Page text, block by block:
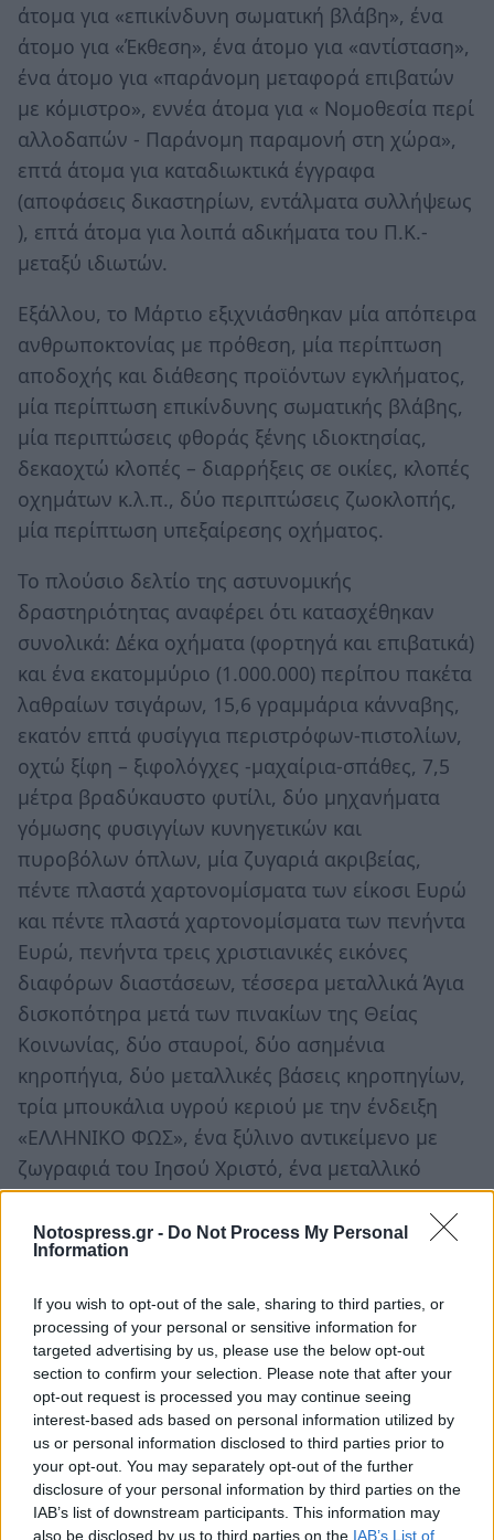
Notospress.gr - Do Not Process My Personal
Information
If you wish to opt-out of the sale, sharing to third parties, or
processing of your personal or sensitive information for
targeted advertising by us, please use the below opt-out
section to confirm your selection. Please note that after your
opt-out request is processed you may continue seeing
interest-based ads based on personal information utilized by
us or personal information disclosed to third parties prior to
your opt-out. You may separately opt-out of the further
disclosure of your personal information by third parties on the
IAB’s list of downstream participants. This information may
also be disclosed by us to third parties on the IAB’s List of
άτομα για «επικίνδυνη σωματική βλάβη», ένα
άτομο για «Έκθεση», ένα άτομο για «αντίσταση»,
ένα άτομο για «παράνομη μεταφορά επιβατών
με κόμιστρο», εννέα άτομα για « Νομοθεσία περί
αλλοδαπών - Παράνομη παραμονή στη χώρα»,
επτά άτομα για καταδιωκτικά έγγραφα
(αποφάσεις δικαστηρίων, εντάλματα συλλήψεως
), επτά άτομα για λοιπά αδικήματα του Π.Κ.-
μεταξύ ιδιωτών.
Εξάλλου, το Μάρτιο εξιχνιάσθηκαν μία απόπειρα
ανθρωποκτονίας με πρόθεση, μία περίπτωση
αποδοχής και διάθεσης προϊόντων εγκλήματος,
μία περίπτωση επικίνδυνης σωματικής βλάβης,
μία περιπτώσεις φθοράς ξένης ιδιοκτησίας,
δεκαοχτώ κλοπές – διαρρήξεις σε οικίες, κλοπές
οχημάτων κ.λ.π., δύο περιπτώσεις ζωοκλοπής,
μία περίπτωση υπεξαίρεσης οχήματος.
Το πλούσιο δελτίο της αστυνομικής
δραστηριότητας αναφέρει ότι κατασχέθηκαν
συνολικά: Δέκα οχήματα (φορτηγά και επιβατικά)
και ένα εκατομμύριο (1.000.000) περίπου πακέτα
λαθραίων τσιγάρων, 15,6 γραμμάρια κάνναβης,
εκατόν επτά φυσίγγια περιστρόφων-πιστολίων,
οχτώ ξίφη – ξιφολόγχες -μαχαίρια-σπάθες, 7,5
μέτρα βραδύκαυστο φυτίλι, δύο μηχανήματα
γόμωσης φυσιγγίων κυνηγετικών και
πυροβόλων όπλων, μία ζυγαριά ακριβείας,
πέντε πλαστά χαρτονομίσματα των είκοσι Ευρώ
και πέντε πλαστά χαρτονομίσματα των πενήντα
Ευρώ, πενήντα τρεις χριστιανικές εικόνες
διαφόρων διαστάσεων, τέσσερα μεταλλικά Άγια
δισκοπότηρα μετά των πινακίων της Θείας
Κοινωνίας, δύο σταυροί, δύο ασημένια
κηροπήγια, δύο μεταλλικές βάσεις κηροπηγίων,
τρία μπουκάλια υγρού κεριού με την ένδειξη
«ΕΛΛΗΝΙΚΟ ΦΩΣ», ένα ξύλινο αντικείμενο με
ζωγραφιά του Ιησού Χριστό, ένα μεταλλικό
εκκλησιαστικό σκεύος βαπτίσεως, επτά
ηλεκτρονικοί ενισχυτές, δύο φορητοί Η/Υ
(Laptop), τρία ηχεία διαφόρων μεγεθών, δύο
γεννήτρια ρεύματος, μία μπαλαντέζα τεσσάρων
υποδοχών, μία ηλεκτρική σκούπα, μία μοκέτα κα
έξι χαλιά.